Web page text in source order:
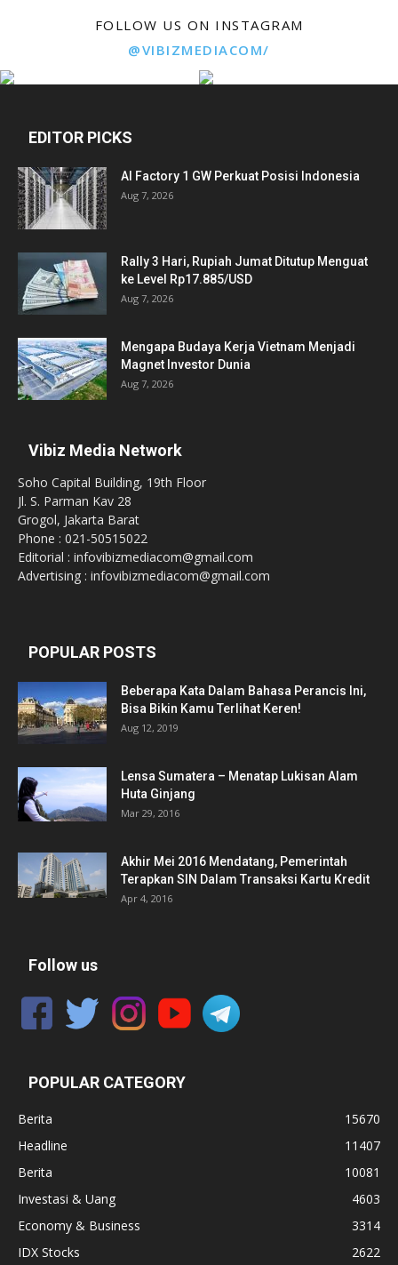
FOLLOW US ON INSTAGRAM
@VIBIZMEDIACOM/
EDITOR PICKS
AI Factory 1 GW Perkuat Posisi Indonesia
Aug 7, 2026
Rally 3 Hari, Rupiah Jumat Ditutup Menguat
ke Level Rp17.885/USD
Aug 7, 2026
Mengapa Budaya Kerja Vietnam Menjadi
Magnet Investor Dunia
Aug 7, 2026
Vibiz Media Network
Soho Capital Building, 19th Floor
Jl. S. Parman Kav 28
Grogol, Jakarta Barat
Phone : 021-50515022
Editorial : infovibizmediacom@gmail.com
Advertising : infovibizmediacom@gmail.com
POPULAR POSTS
Beberapa Kata Dalam Bahasa Perancis Ini,
Bisa Bikin Kamu Terlihat Keren!
Aug 12, 2019
Lensa Sumatera – Menatap Lukisan Alam
Huta Ginjang
Mar 29, 2016
Akhir Mei 2016 Mendatang, Pemerintah
Terapkan SIN Dalam Transaksi Kartu Kredit
Apr 4, 2016
Follow us
POPULAR CATEGORY
Berita
15670
Headline
11407
Berita
10081
Investasi & Uang
4603
Economy & Business
3314
IDX Stocks
2622